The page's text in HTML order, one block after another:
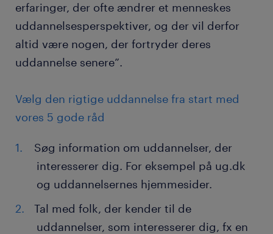
erfaringer, der ofte ændrer et menneskes
uddannelsesperspektiver, og der vil derfor
altid være nogen, der fortryder deres
uddannelse senere”.
Vælg den rigtige uddannelse fra start med
vores 5 gode råd
Søg information om uddannelser, der
interesserer dig. For eksempel på ug.dk
og uddannelsernes hjemmesider.
Tal med folk, der kender til de
uddannelser, som interesserer dig, fx en